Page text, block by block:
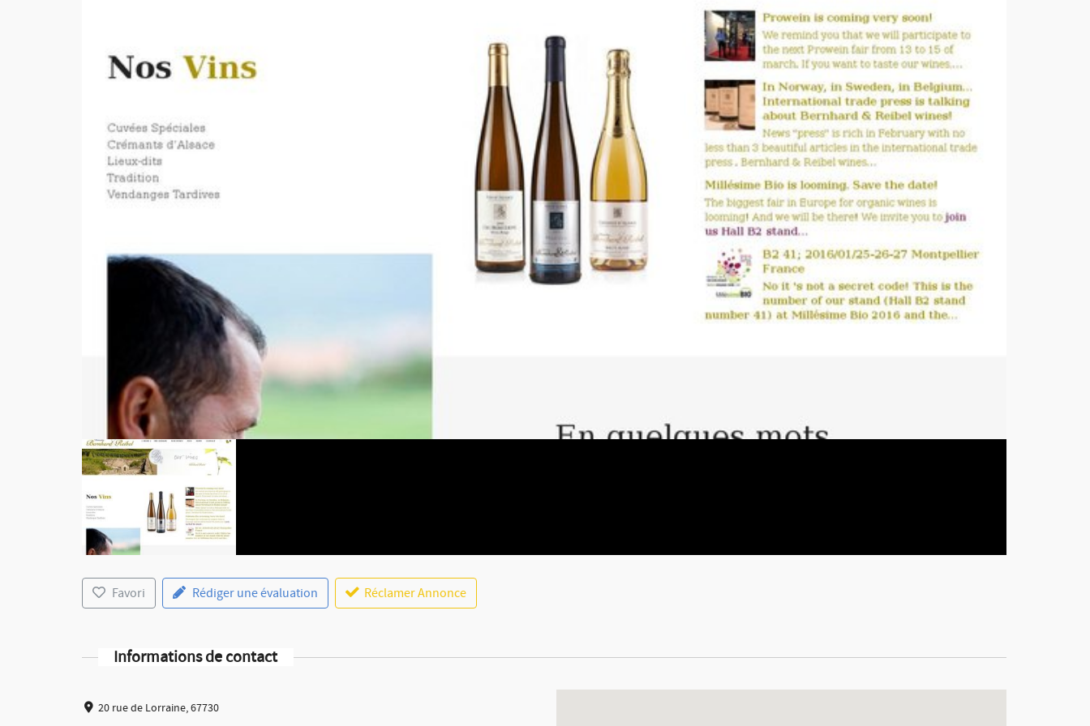
Favori Rédiger une évaluation Réclamer Annonce
Informations de contact
20 rue de Lorraine, 67730